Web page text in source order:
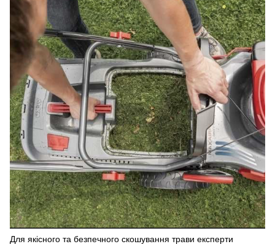
Для якісного та безпечного скошування трави експерти